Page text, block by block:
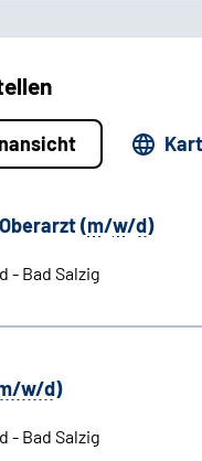
(m/w/d)
- Bad Salzig
w/d)
- Bad Salzig